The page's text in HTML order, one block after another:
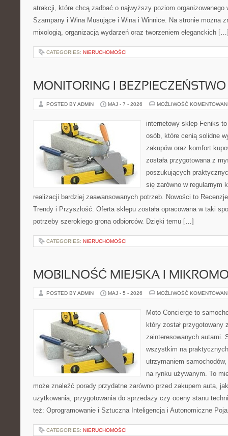
atrakcji, które chcą zadbać o najwyższy poziom organizowanego
Szampany i Wina Musujące i Wina i Winnice. Na stronie można
mixologią, organizacją wydarzeń oraz tworzeniem eleganckich
CATEGORIES: NIERUCHOMOŚCI
MONITORING I
POSTED BY ADMIN MAJ - 7 - 2026 MOŻLIWOŚĆ
internetowy sklep Feniks
osób, które cenią solidne
zakupów oraz komfort
została przygotowana z
poszukujących
się zarówno w regularnym
realizacji bardziej zaawansowanych potrzeb. Nowości to
Trendy i Przyszłość. Oferta sklepu została opracowana w taki
potrzeby szerokiego grona odbiorców. Dzięki temu […]
CATEGORIES: NIERUCHOMOŚCI
MOBILNOŚĆ MIEJSKA I
POSTED BY ADMIN MAJ - 5 - 2026 MOŻLIWOŚĆ
Moto Concierge to
który został przygotowany
zainteresowanych autami.
wszystkim na
utrzymaniem
na rynku używanym. To
może znaleźć porady przydatne zarówno przed zakupem auta,
użytkowania, przygotowania do sprzedaży czy oceny stanu
też: Oprogramowanie i Sztuczna Inteligencja i Autonomiczne
CATEGORIES: NIERUCHOMOŚCI